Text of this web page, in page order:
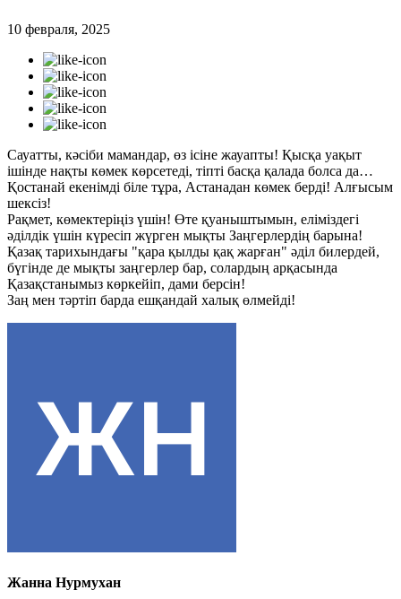
10 февраля, 2025
Сауатты, кәсіби мамандар, өз ісіне жауапты! Қысқа уақыт
ішінде нақты көмек көрсетеді, тіпті басқа қалада болса да…
Қостанай екенімді біле тұра, Астанадан көмек берді! Алғысым
шексіз!
Рақмет, көмектеріңіз үшін! Өте қуаныштымын, еліміздегі
әділдік үшін күресіп жүрген мықты Заңгерлердің барына!
Қазақ тарихындағы "қара қылды қақ жарған" әділ билердей,
бүгінде де мықты заңгерлер бар, солардың арқасында
Қазақстанымыз көркейіп, дами берсін!
Заң мен тәртіп барда ешқандай халық өлмейді!
Жанна Нурмухан